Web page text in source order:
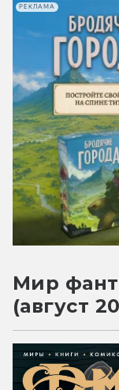
РЕКЛАМА
Мир
(август